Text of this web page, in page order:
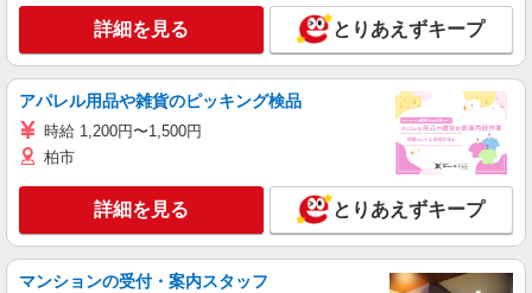
詳細を見る とりあえずキープ
アパレル用品や雑貨のピッキング検品
時給 1,200円〜1,500円
柏市
詳細を見る とりあえずキープ
マンションの受付・案内スタッフ